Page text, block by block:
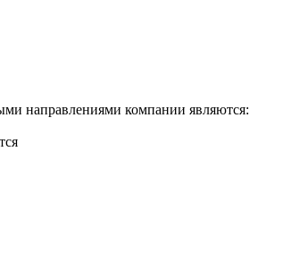
направлениями компании являются: